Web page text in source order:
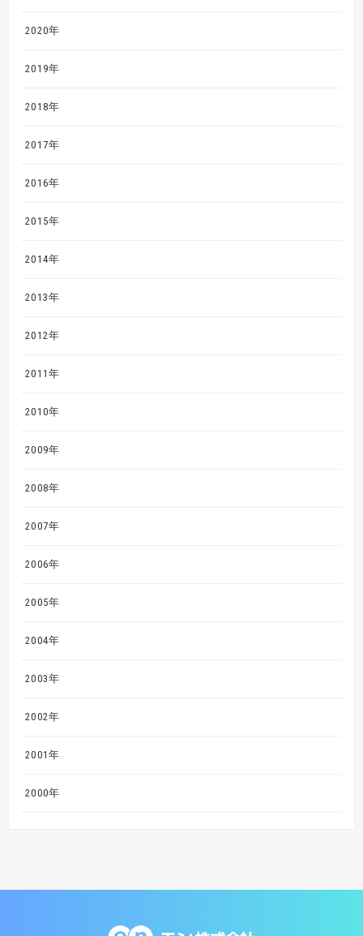
2020年
2019年
2018年
2017年
2016年
2015年
2014年
2013年
2012年
2011年
2010年
2009年
2008年
2007年
2006年
2005年
2004年
2003年
2002年
2001年
2000年